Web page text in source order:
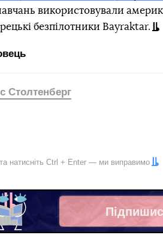
використовували
безпілотники Bayraktar.
Столтенберг
натисніть Ctrl + Enter — ми виправимо
Facebook